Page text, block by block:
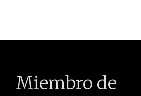
Miembro de